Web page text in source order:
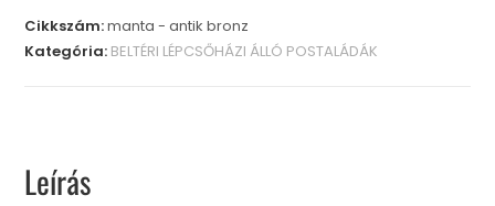
Cikkszám:manta - antik bronz
Kategória: BELTÉRI LÉPCSŐHÁZI ÁLLÓ POSTALÁDÁK
Leírás